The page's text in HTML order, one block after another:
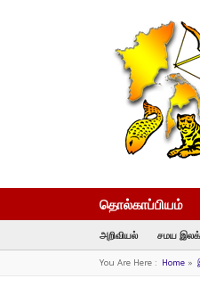
தொல்காப்பியம்
அறிவியல் சமய
You Are Here : Home»